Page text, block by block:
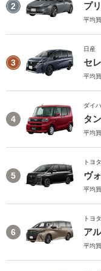
2 プ
平均
3
日産
セ
平均
4
ダイ
タ
平均
5
トヨタ
ヴ
平均
6
トヨタ
ア
平均